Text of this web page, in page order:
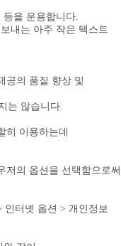
등을 운용합니다.
내는 아주 작은 텍스트
공의 품질 향상 및
는 않습니다.
이용하는데
저의 옵션을 선택함으로써
인터넷 옵션 > 개인정보